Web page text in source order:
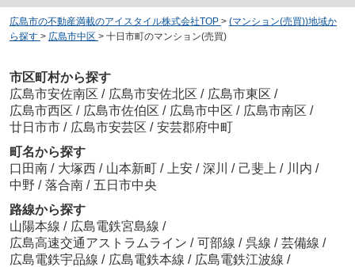
広島市の不動産満載のアイスタイル株式会社TOP > (マンション(売買))地域か
ら探す > 広島市中区 > 十日市町のマンション(売買)
市区町村から探す
広島市安佐南区 / 広島市安佐北区 / 広島市東区 /
広島市西区 / 広島市佐伯区 / 広島市中区 / 広島市南区 /
廿日市市 / 広島市安芸区 / 安芸郡府中町
町名から探す
口田南 / 大塚西 / 山本新町 / 上安 / 深川 / 己斐上 / 川内 /
中野 / 落合南 / 五日市中央
路線から探す
山陽本線 / 広島電鉄宮島線 /
広島高速交通アストラムライン / 可部線 / 呉線 / 芸備線 /
広島電鉄宇品線 / 広島電鉄本線 / 広島電鉄江波線 /